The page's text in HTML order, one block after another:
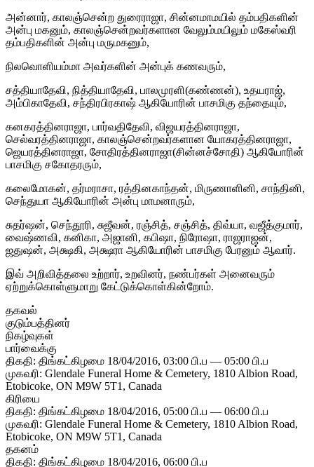
அன்னார், காலஞ்சென்ற துரைராஜா, சின்னமாமயில் தம்பதிகளின்
அன்பு மகனும், காலஞ்சென்றவர்களான வேலும்மயிலும் மகேஸ்வரி
தம்பதிகளின் அன்பு மருமகனும்,
நிலவொளியம்மா அவர்களின் அன்புக் கணவரும்,
சத்தியாதேவி, நித்தியாதேவி, பாலமுரளி(கண்ணன்), உதயராஜ்,
அம்பிகாதேவி, சந்திரபிரகாஷ் ஆகியோரின் பாசமிகு தந்தையும்,
கனகரத்தினராஜா, பார்வதிதேவி, விஜயரத்தினராஜா,
செல்வரத்தினராஜா, காலஞ்சென்றவர்களான யோகரத்தினராஜா,
ஜெயரத்தினராஜா, சோதிரத்தினராஜா(சின்னச்சோதி) ஆகியோரின்
பாசமிகு சகோதரரும்,
கலைமோகன், தர்மராசா, ரத்தினகாந்தன், மிருணாளினி, சாந்தினி,
செந்துயா ஆகியோரின் அன்பு மாமனாரும்,
சுதர்ஷன், செந்தூரி, சுஜீவன், ரஞ்சித், சஞ்சித், திவ்யா, வஜீத்குமார்,
வைஷ்ணவி, கனிகா, அஜானி, கபிஷா, நிரோஷா, ராஜராஜன்,
ஜதுஷன், அக்ஷகி, அக்ஷரா ஆகியோரின் பாசமிகு பேரனும் ஆவார்.
இவ் அறிவித்தலை உற்றார், உறவினர், நண்பர்கள் அனைவரும்
ஏற்றுக்கொள்ளுமாறு கேட்டுக்கொள்கின்றோம்.
தகவல்
குடும்பத்தினர்
நிகழ்வுகள்
பார்வைக்கு
திகதி: திங்கட்கிழமை 18/04/2016, 03:00 பி.ப — 05:00 பி.ப
முகவரி: Glendale Funeral Home & Cemetery, 1810 Albion Road,
Etobicoke, ON M9W 5T1, Canada
கிரியை
திகதி: திங்கட்கிழமை 18/04/2016, 05:00 பி.ப — 06:00 பி.ப
முகவரி: Glendale Funeral Home & Cemetery, 1810 Albion Road,
Etobicoke, ON M9W 5T1, Canada
தகனம்
திகதி: திங்கட்கிழமை 18/04/2016, 06:00 பி.ப